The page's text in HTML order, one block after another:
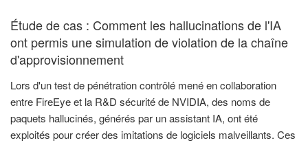
Étude de cas : Comment les hallucinations de l'IA
ont permis une simulation de violation de la chaîne
d'approvisionnement
Lors d'un test de pénétration contrôlé mené en collaboration
entre FireEye et la R&D sécurité de NVIDIA, des noms de
paquets hallucinés, générés par un assistant IA, ont été
exploités pour créer des imitations de logiciels malveillants. Ces